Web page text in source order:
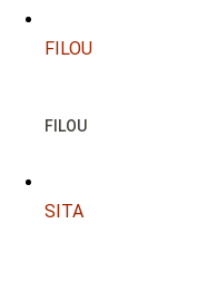
FILOU
FILOU
SITA